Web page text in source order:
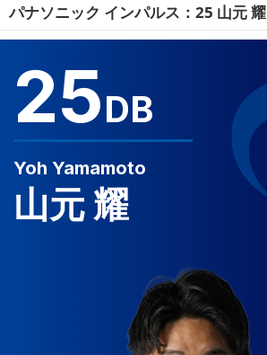
ニュース
試合予定
メンバー紹介
チームについて
パナソニック インパルス：25 山元 耀
25DB
Yoh Yamamoto
山元 耀